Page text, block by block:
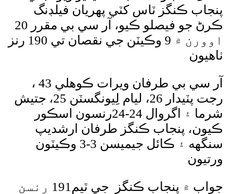
ڪنگز ٽاس کٽي پهريان فيلڊنگ
ڪرڻ جو فيصلو ڪيو، آر سي بي مقرر 20
اوورن ۾ 9 وڪيٽن جي نقصان تي 190 رنز
آر سي بي طرفان ويرات ڪوهلي 43 ،
رجت پٽيدار 26، ليام لِيونگسٽن 25، جتيش
شرما ۽ اگروال 24-24رنسون اسڪور
پنجاب ڪنگز طرفان ارشديپ
سنگھه ۽ ڪائل جيميسن 3-3 وڪيٽون
جواب ۾ پنجاب ڪنگز جي ٽيم191 رنسن